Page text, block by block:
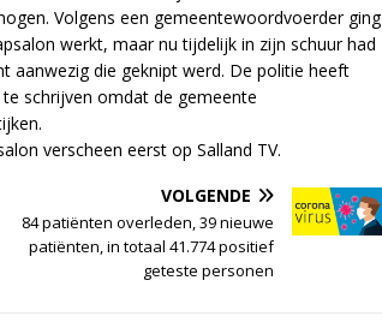
Volgens een gemeentewoordvoerder ging
werkt, maar nu tijdelijk in zijn schuur had
aanwezig die geknipt werd. De politie heeft
schrijven omdat de gemeente
verscheen eerst op Salland TV.
VOLGENDE
84 patiënten overleden, 39 nieuwe
patiënten, in totaal 41.774 positief
geteste personen